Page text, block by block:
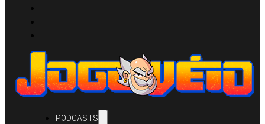
PODCASTS